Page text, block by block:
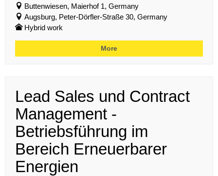
Buttenwiesen, Maierhof 1, Germany
Augsburg, Peter-Dörfler-Straße 30, Germany
Hybrid work
More
Lead Sales und Contract
Management -
Betriebsführung im
Bereich Erneuerbarer
Energien